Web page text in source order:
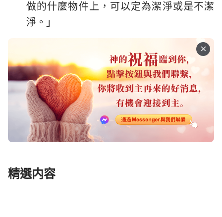
做的什麼物件上，可以定為潔淨或是不潔
淨。」
精選内容